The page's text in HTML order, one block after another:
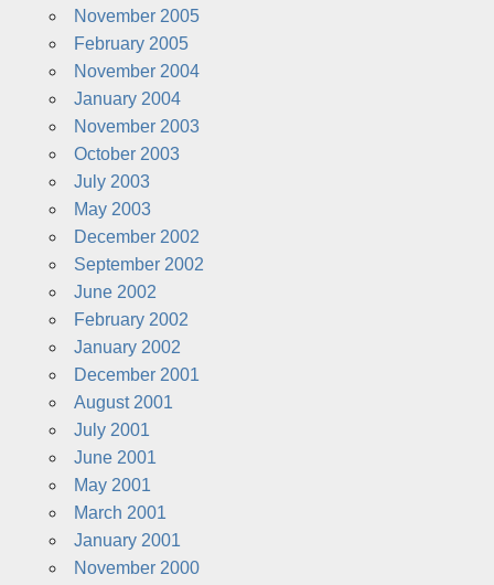
November 2005
February 2005
November 2004
January 2004
November 2003
October 2003
July 2003
May 2003
December 2002
September 2002
June 2002
February 2002
January 2002
December 2001
August 2001
July 2001
June 2001
May 2001
March 2001
January 2001
November 2000